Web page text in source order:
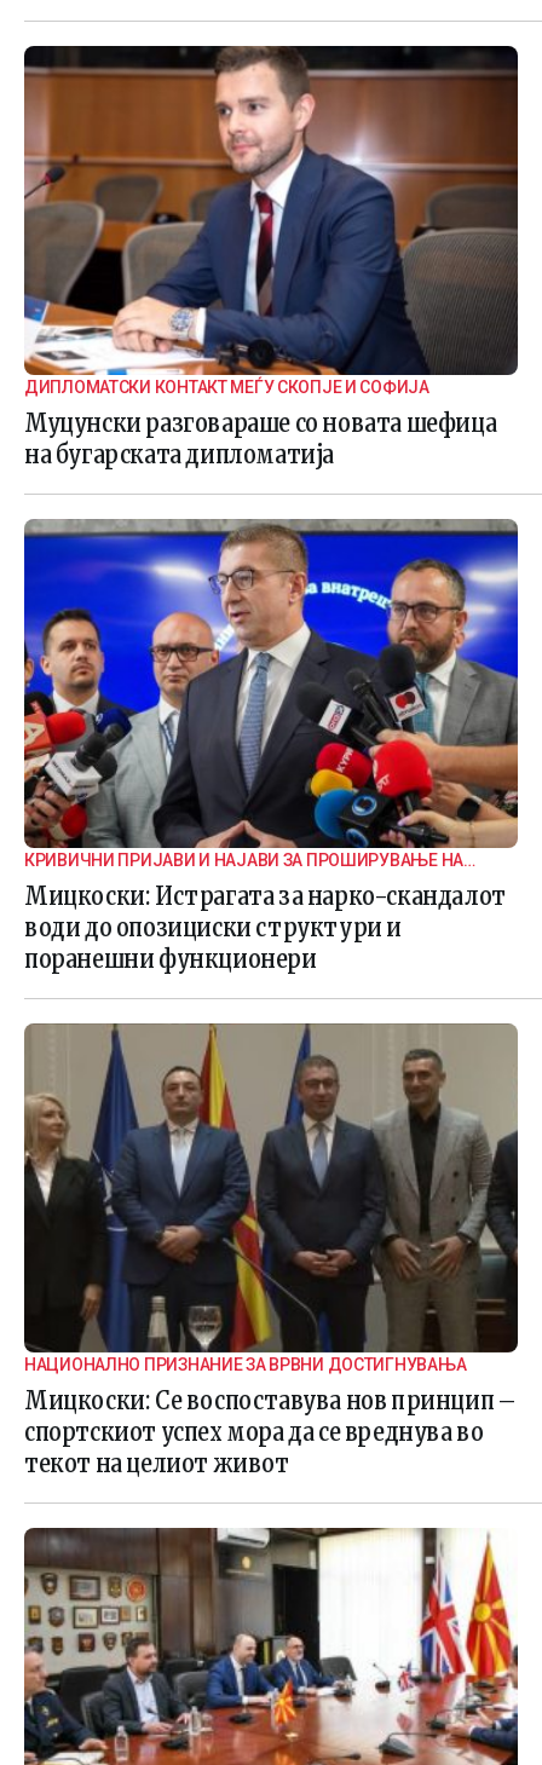
ДИПЛОМАТСКИ КОНТАКТ МЕЃУ СКОПЈЕ И СОФИЈА
Муцунски разговараше со новата шефица
на бугарската дипломатија
КРИВИЧНИ ПРИЈАВИ И НАЈАВИ ЗА ПРОШИРУВАЊЕ НА
ИСТРАГАТА
Мицкоски: Истрагата за нарко-скандалот
води до опозициски структури и
поранешни функционери
НАЦИОНАЛНО ПРИЗНАНИЕ ЗА ВРВНИ ДОСТИГНУВАЊА
Мицкоски: Се воспоставува нов принцип –
спортскиот успех мора да се вреднува во
текот на целиот живот